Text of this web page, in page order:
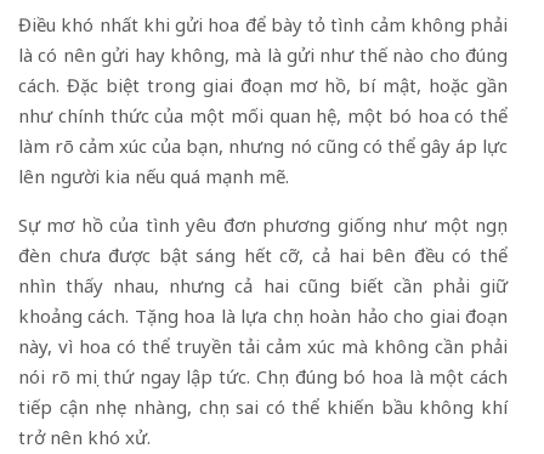
Điều khó nhất khi gửi hoa để bày tỏ tình cảm không phải
là có nên gửi hay không, mà là gửi như thế nào cho đúng
cách. Đặc biệt trong giai đoạn mơ hồ, bí mật, hoặc gần
như chính thức của một mối quan hệ, một bó hoa có thể
làm rõ cảm xúc của bạn, nhưng nó cũng có thể gây áp lực
lên người kia nếu quá mạnh mẽ.
Sự mơ hồ của tình yêu đơn phương giống như một ngọn
đèn chưa được bật sáng hết cỡ, cả hai bên đều có thể
nhìn thấy nhau, nhưng cả hai cũng biết cần phải giữ
khoảng cách. Tặng hoa là lựa chọn hoàn hảo cho giai đoạn
này, vì hoa có thể truyền tải cảm xúc mà không cần phải
nói rõ mọi thứ ngay lập tức. Chọn đúng bó hoa là một cách
tiếp cận nhẹ nhàng, chọn sai có thể khiến bầu không khí
trở nên khó xử.